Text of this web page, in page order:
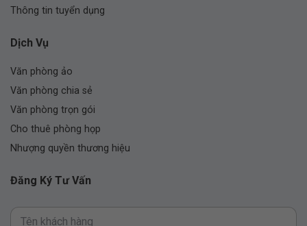
Thông tin tuyển dụng
Dịch Vụ
Văn phòng ảo
Văn phòng chia sẻ
Văn phòng trọn gói
Cho thuê phòng họp
Nhượng quyền thương hiệu
Đăng Ký Tư Vấn